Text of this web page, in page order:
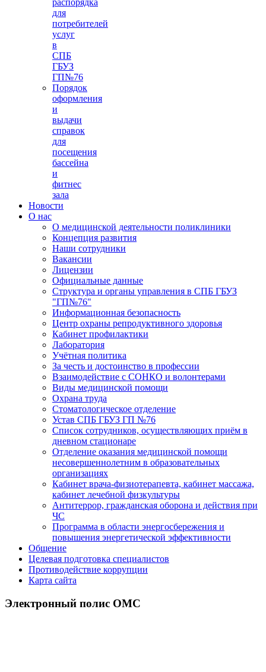
распорядка
для
потребителей
услуг
в
СПБ
ГБУЗ
ГП№76
Порядок
оформления
и
выдачи
справок
для
посещения
бассейна
и
фитнес
зала
Новости
О нас
О медицинской деятельности поликлиники
Концепция развития
Наши сотрудники
Вакансии
Лицензии
Официальные данные
Структура и органы управления в СПБ ГБУЗ
"ГП№76"
Информационная безопасность
Центр охраны репродуктивного здоровья
Кабинет профилактики
Лаборатория
Учётная политика
За честь и достоинство в профессии
Взаимодействие с СОНКО и волонтерами
Виды медицинской помощи
Охрана труда
Стоматологическое отделение
Устав СПБ ГБУЗ ГП №76
Список сотрудников, осуществляющих приём в
дневном стационаре
Отделение оказания медицинской помощи
несовершеннолетним в образовательных
организациях
Кабинет врача-физиотерапевта, кабинет массажа,
кабинет лечебной физкультуры
Антитеррор, гражданская оборона и действия при
ЧС
Программа в области энергосбережения и
повышения энергетической эффективности
Общение
Целевая подготовка специалистов
Противодействие коррупции
Карта сайта
Электронный полис ОМС